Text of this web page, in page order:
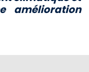
amélioration